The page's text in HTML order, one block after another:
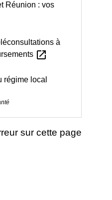
Réunion : vos
à
open_in_new
régime local
sur cette page